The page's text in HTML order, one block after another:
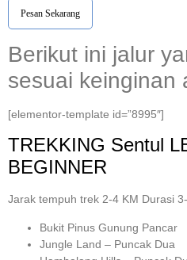
Pesan Sekarang
Berikut ini jalur
sesuai keinginan
[elementor-template id=”8995″]
TREKKING Sentul
BEGINNER
Jarak tempuh trek 2-4 KM Durasi
Bukit Pinus Gunung Pancar
Jungle Land – Puncak Dua